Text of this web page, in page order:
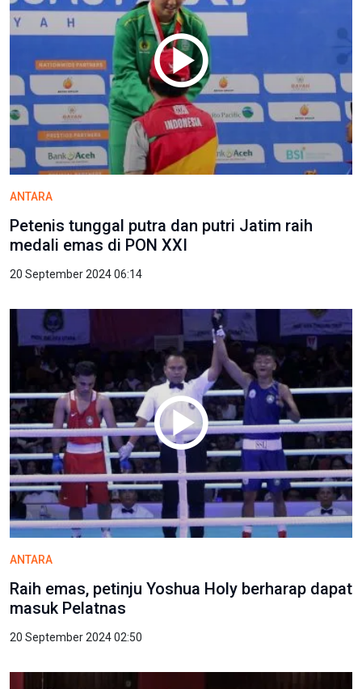
ANTARA
Petenis tunggal putra dan putri Jatim raih
medali emas di PON XXI
20 September 2024 06:14
ANTARA
Raih emas, petinju Yoshua Holy berharap dapat
masuk Pelatnas
20 September 2024 02:50